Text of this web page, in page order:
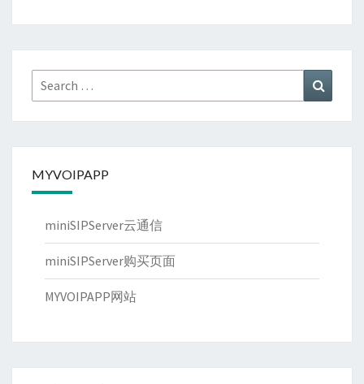
Search
for:
MYVOIPAPP
miniSIPServer云通信
miniSIPServer购买页面
MYVOIPAPP网站